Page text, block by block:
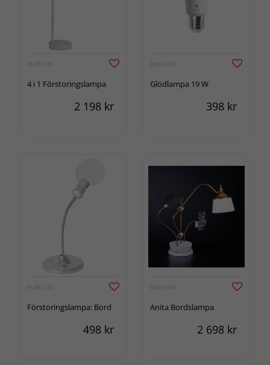
PURELITE
4 i 1 Förstoringslampa
2 198 kr
DAYLIGHT
Glödlampa 19 W
398 kr
PURELITE
Förstoringslampa: Bord
498 kr
DAYLIGHT
Anita Bordslampa
2 698 kr